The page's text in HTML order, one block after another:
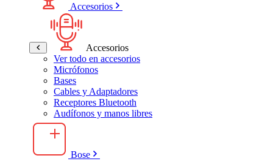
Accesorios
Accesorios
Ver todo en accesorios
Micrófonos
Bases
Cables y Adaptadores
Receptores Bluetooth
Audífonos y manos libres
Bose